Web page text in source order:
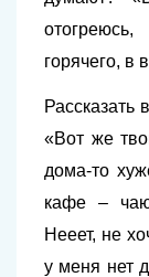
горячего, в
«Вот же
дома-то
кафе –
Нееет, не
у меня нет